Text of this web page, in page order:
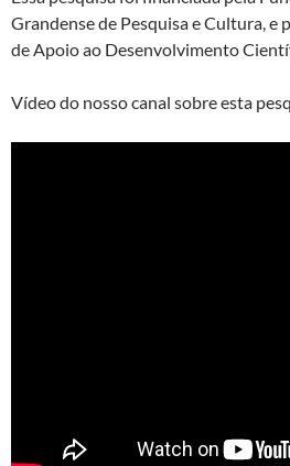
Grandense de Pesquisa e Cultura, e
de Apoio ao Desenvolvimento
Vídeo do nosso canal sobre esta